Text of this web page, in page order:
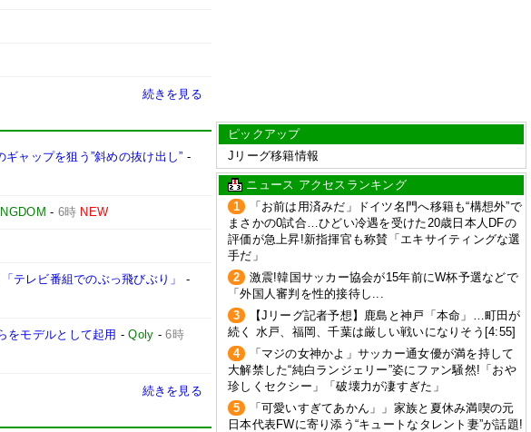
続きを見る
ャップを狙う”斜めの抜け出し” -
- 6時 NEW
テレビ番組でのぶっ飛びぶり」
-
をモデルとして起用 -Qoly -6時
続きを見る
ピックアップ
Jリーグ移籍情報
ニュース アクセスランキング
1
「お前は用済みだ」ドイツ名門へ移籍も“構想外”で
まさかの0試合…ひどい冷遇を受けた20歳日本人DFの
評価が急上昇!新指揮官も称賛「エキサイティングな選
手だ」
2
激震!韓国サッカー協会が15年前にW杯予選などで
「外国人審判を性的接待し...
3
【Jリーグ記者予想】鹿島と神戸「本命」…町田が
続く 水戸、福岡、千葉は厳しい戦いになりそう[4:55]
4
「マジの女神かよ」サッカー通女優が満を持して
大解禁した“純白ランジェリー”姿にファン騒然!「おや
珍しくセクシー」「破壊力が凄すぎた」
5
「可愛いすぎてあかん」」家族と夏休み満喫の元
日本代表FWに寄り添う“キュートなタレント妻”が話題!